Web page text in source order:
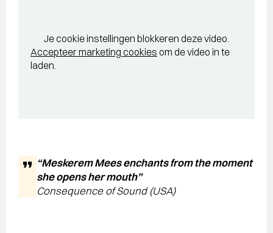
Je cookie instellingen blokkeren deze video.
Accepteer marketing cookies om de video in te
laden.
“Meskerem Mees enchants from the moment
she opens her mouth”
Consequence of Sound (USA)